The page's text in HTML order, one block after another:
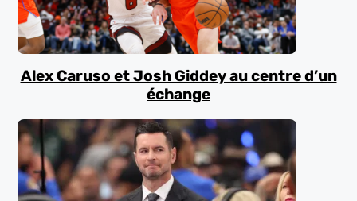
Alex Caruso et Josh Giddey au centre d’un
échange